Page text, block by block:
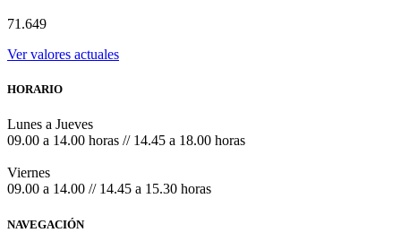
71.649
Ver valores actuales
HORARIO
Lunes a Jueves
09.00 a 14.00 horas // 14.45 a 18.00 horas
Viernes
09.00 a 14.00 // 14.45 a 15.30 horas
NAVEGACIÓN